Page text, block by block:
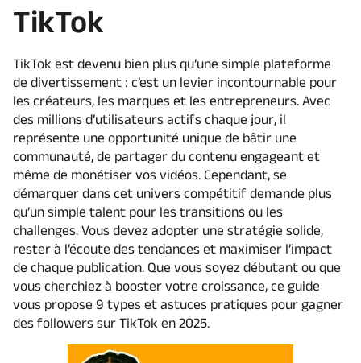
TikTok
TikTok est devenu bien plus qu’une simple plateforme
de divertissement : c’est un levier incontournable pour
les créateurs, les marques et les entrepreneurs. Avec
des millions d’utilisateurs actifs chaque jour, il
représente une opportunité unique de bâtir une
communauté, de partager du contenu engageant et
même de monétiser vos vidéos. Cependant, se
démarquer dans cet univers compétitif demande plus
qu’un simple talent pour les transitions ou les
challenges. Vous devez adopter une stratégie solide,
rester à l’écoute des tendances et maximiser l’impact
de chaque publication. Que vous soyez débutant ou que
vous cherchiez à booster votre croissance, ce guide
vous propose 9 types et astuces pratiques pour gagner
des followers sur TikTok en 2025.